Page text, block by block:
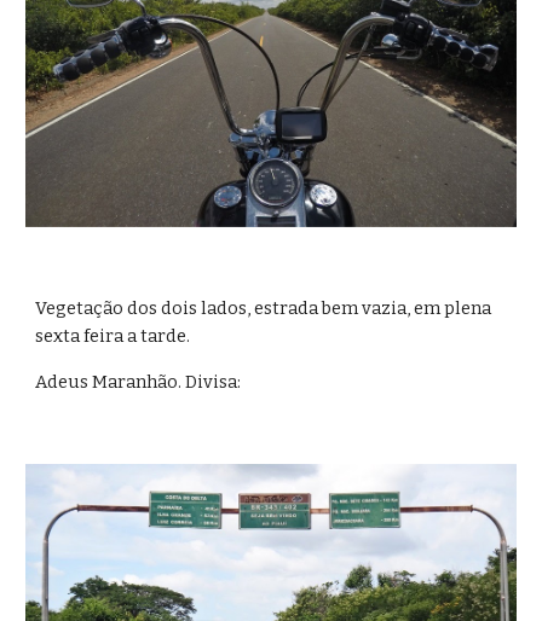
Vegetação dos dois lados, estrada bem vazia, em plena
sexta feira a tarde.
Adeus Maranhão. Divisa: